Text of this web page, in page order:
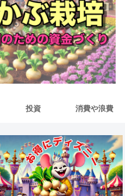
投資 消費や浪費